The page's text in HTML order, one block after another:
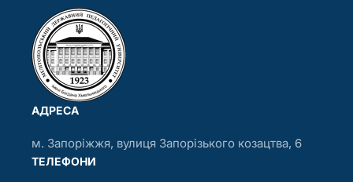
АДРЕСА
м. Запоріжжя, вулиця Запорізького козацтва, 6
ТЕЛЕФОНИ